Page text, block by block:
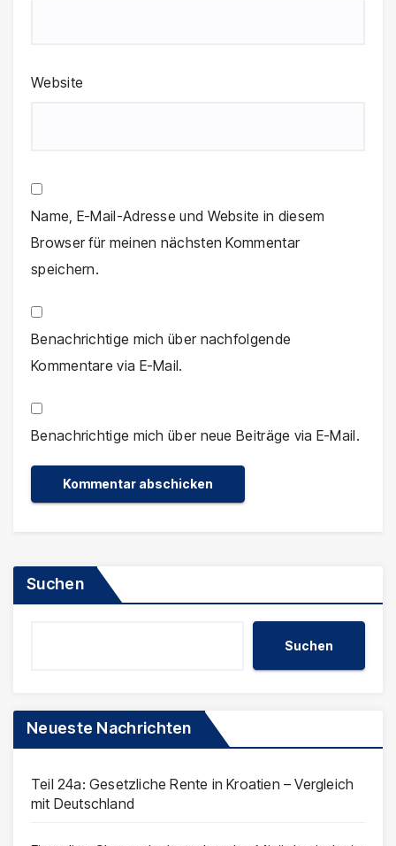
Website
Name, E-Mail-Adresse und Website in diesem
Browser für meinen nächsten Kommentar
speichern.
Benachrichtige mich über nachfolgende
Kommentare via E-Mail.
Benachrichtige mich über neue Beiträge via E-Mail.
Suchen
Suchen
Neueste Nachrichten
Teil 24a: Gesetzliche Rente in Kroatien – Vergleich
mit Deutschland